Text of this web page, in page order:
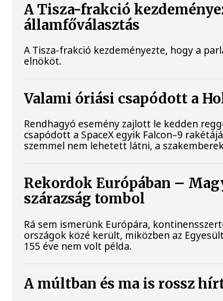
A Tisza-frakció
államfőválasztás
A Tisza-frakció kezdeményezte, hogy a
elnököt.
Valami óriási csapódott a
Rendhagyó esemény zajlott le kedden
csapódott a SpaceX egyik Falcon–9
szemmel nem lehetett látni, a
Rekordok Európában –
szárazság tombol
Rá sem ismerünk Európára,
országok közé került, miközben az
155 éve nem volt példa.
A múltban és ma is rossz